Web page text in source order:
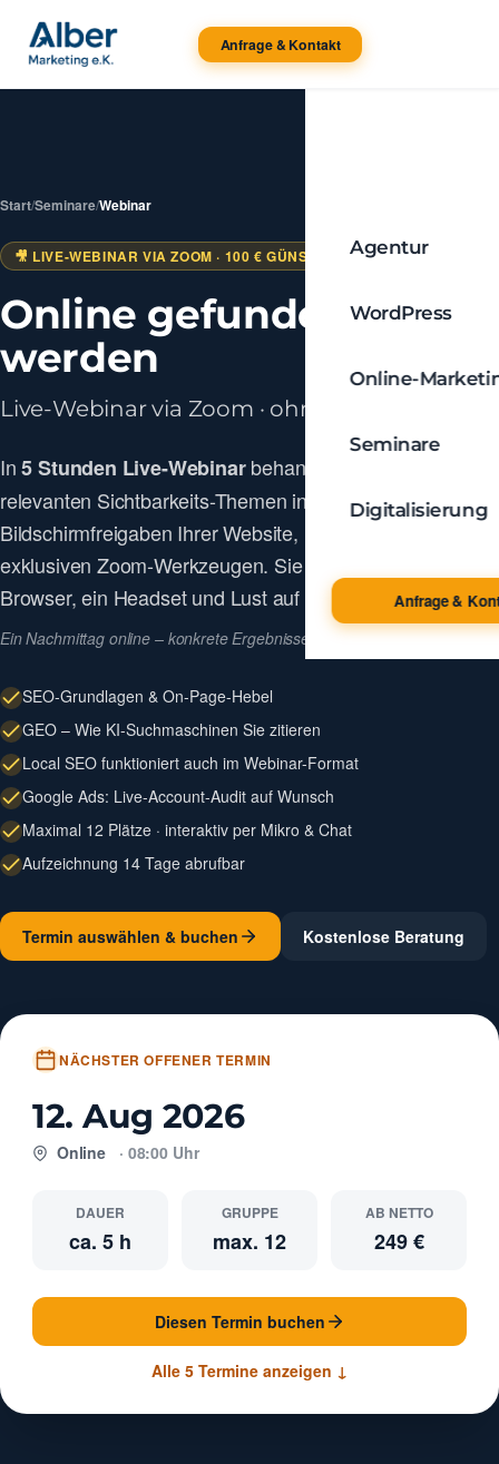
Anfrage & Kontakt
Agentur
WordPress
Online-
Seminare
Digitalisierung
Anfrage &
Start/Seminare/Webinar
🎥 LIVE-WEBINAR VIA ZOOM · 100 € GÜNSTIGER ALS PRÄSENZ
Online gefunden
werden
Live-Webinar via Zoom · ohne Anreise
In5 Stunden Live-Webinarbehandeln wir alle
relevanten Sichtbarkeits-Themen interaktiv – mit
Bildschirmfreigaben Ihrer Website, Live-Q&A und
exklusiven Zoom-Werkzeugen. Sie brauchen nur einen
Browser, ein Headset und Lust auf Praxis.
Ein Nachmittag online – konkrete Ergebnisse für Ihr Business.
SEO-Grundlagen & On-Page-Hebel
GEO – Wie KI-Suchmaschinen Sie zitieren
Local SEO funktioniert auch im Webinar-Format
Google Ads: Live-Account-Audit auf Wunsch
Maximal 12 Plätze · interaktiv per Mikro & Chat
Aufzeichnung 14 Tage abrufbar
Termin auswählen & buchen Kostenlose Beratung
NÄCHSTER OFFENER TERMIN
12. Aug 2026
Online · 08:00 Uhr
DAUER
ca. 5 h
GRUPPE
max. 12
AB NETTO
249 €
Diesen Termin buchen
Alle 5 Termine anzeigen ↓